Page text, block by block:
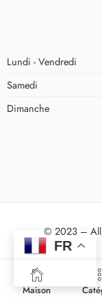
Lundi - Vendredi
Samedi
Dimanche
© 2023 – All
Maison
FR